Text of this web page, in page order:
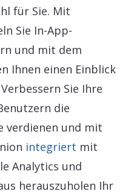
für Sie. Mit
Sie In-App-
und mit dem
Ihnen einen Einblick
Sie Ihre
die
verdienen und mit
integriert mit
Analytics und
herauszuholen Ihr